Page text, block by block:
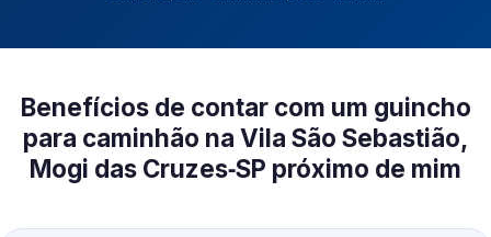
Benefícios de contar com um guincho
para caminhão na Vila São Sebastião,
Mogi das Cruzes‑SP próximo de mim